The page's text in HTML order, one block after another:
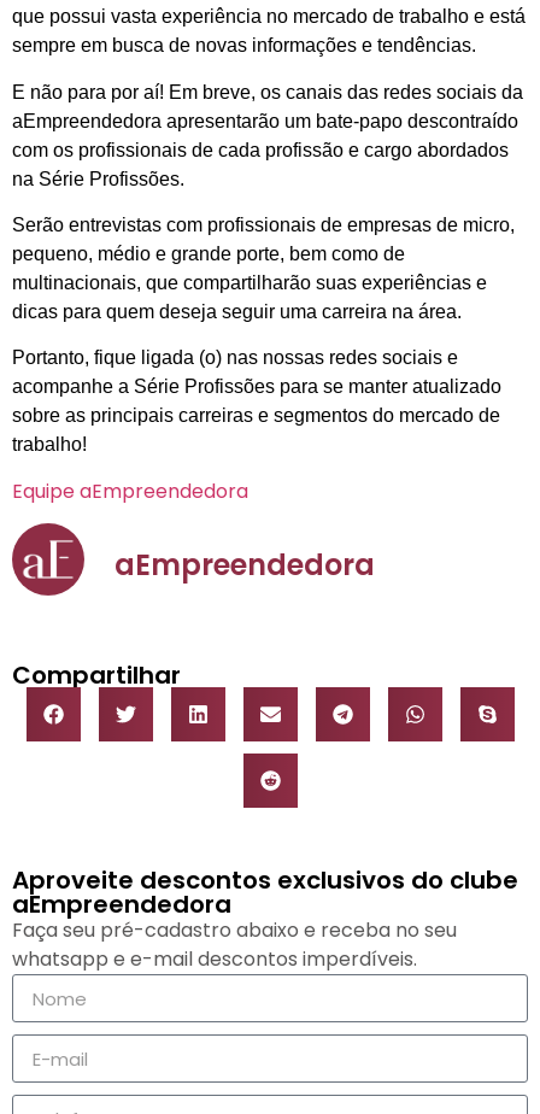
que possui vasta experiência no mercado de trabalho e está
sempre em busca de novas informações e tendências.
E não para por aí! Em breve, os canais das redes sociais da
aEmpreendedora apresentarão um bate-papo descontraído
com os profissionais de cada profissão e cargo abordados
na Série Profissões.
Serão entrevistas com profissionais de empresas de micro,
pequeno, médio e grande porte, bem como de
multinacionais, que compartilharão suas experiências e
dicas para quem deseja seguir uma carreira na área.
Portanto, fique ligada (o) nas nossas redes sociais e
acompanhe a Série Profissões para se manter atualizado
sobre as principais carreiras e segmentos do mercado de
trabalho!
Equipe aEmpreendedora
aEmpreendedora
Compartilhar
Aproveite descontos exclusivos do clube
aEmpreendedora
Faça seu pré-cadastro abaixo e receba no seu
whatsapp e e-mail descontos imperdíveis.